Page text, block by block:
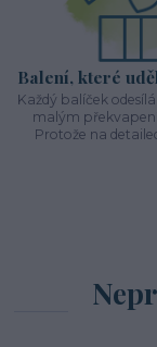
Balení, které
Každý balíček
malým
Protože na